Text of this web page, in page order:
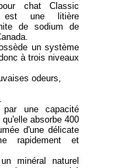
chat Classic
est une litière
de sodium de
un système
à trois niveaux
odeurs,
une capacité
absorbe 400
d'une délicate
rapidement et
minéral naturel